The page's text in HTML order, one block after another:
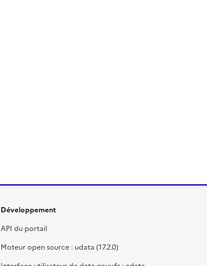
Développement
API du portail
Moteur open source : udata (17.2.0)